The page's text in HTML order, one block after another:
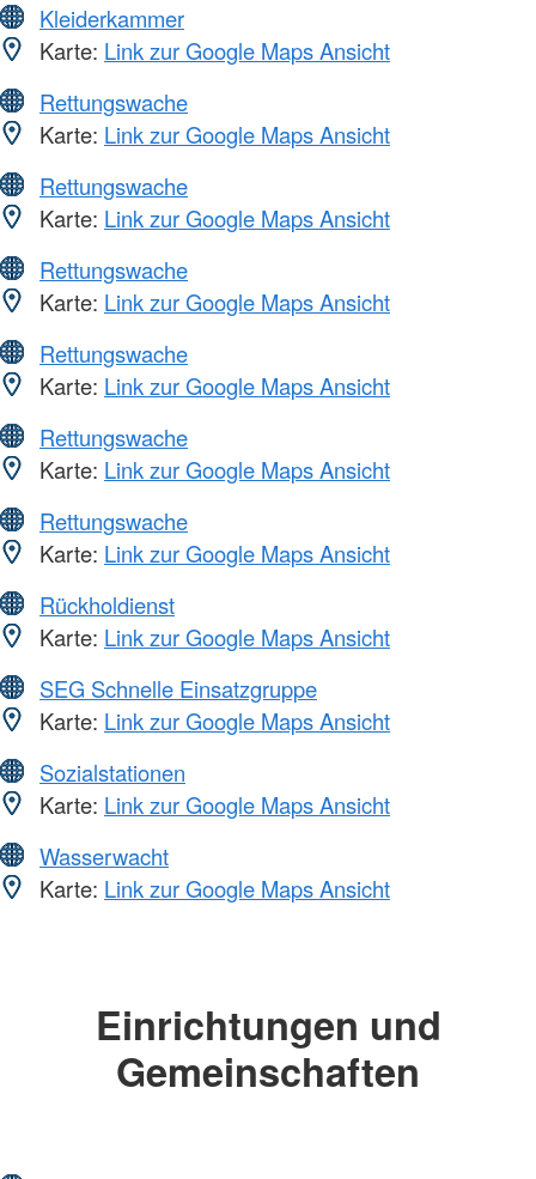
Kleiderkammer
Karte: Link zur Google Maps Ansicht
Rettungswache
Karte: Link zur Google Maps Ansicht
Rettungswache
Karte: Link zur Google Maps Ansicht
Rettungswache
Karte: Link zur Google Maps Ansicht
Rettungswache
Karte: Link zur Google Maps Ansicht
Rettungswache
Karte: Link zur Google Maps Ansicht
Rettungswache
Karte: Link zur Google Maps Ansicht
Rückholdienst
Karte: Link zur Google Maps Ansicht
SEG Schnelle Einsatzgruppe
Karte: Link zur Google Maps Ansicht
Sozialstationen
Karte: Link zur Google Maps Ansicht
Wasserwacht
Karte: Link zur Google Maps Ansicht
Einrichtungen und
Gemeinschaften